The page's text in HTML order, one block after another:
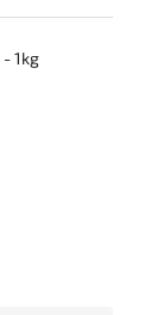
- 1kg